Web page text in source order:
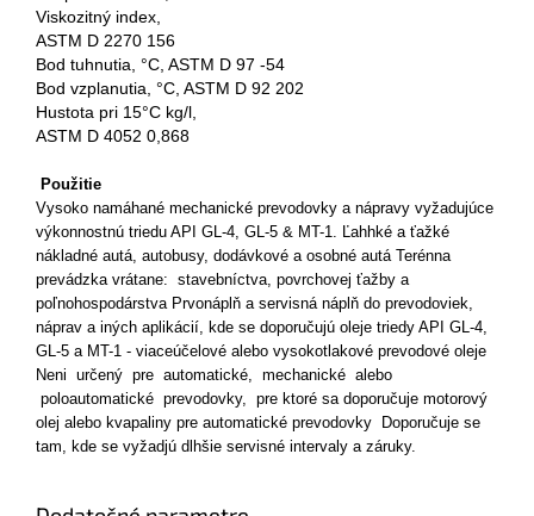
Viskozitný index,
ASTM D 2270 156
Bod tuhnutia, °C, ASTM D 97 -54
Bod vzplanutia, °C, ASTM D 92 202
Hustota pri 15°C kg/l,
ASTM D 4052 0,868
Použitie
Vysoko namáhané mechanické prevodovky a nápravy vyžadujúce
výkonnostnú triedu API GL-4, GL-5 & MT-1. Ľahhké a ťažké
nákladné autá, autobusy, dodávkové a osobné autá Terénna
prevádzka vrátane: stavebníctva, povrchovej ťažby a
poľnohospodárstva Prvonáplň a servisná náplň do prevodoviek,
náprav a iných aplikácií, kde se doporučujú oleje triedy API GL-4,
GL-5 a MT-1 - viaceúčelové alebo vysokotlakové prevodové oleje
Neni určený pre automatické, mechanické alebo
poloautomatické prevodovky, pre ktoré sa doporučuje motorový
olej alebo kvapaliny pre automatické prevodovky Doporučuje se
tam, kde se vyžadjú dlhšie servisné intervaly a záruky.